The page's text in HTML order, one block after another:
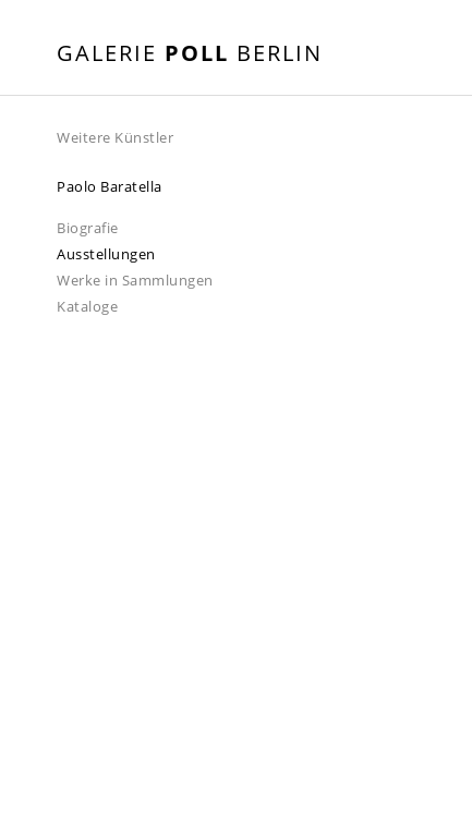
GALERIE POLL BERLIN
Weitere Künstler
Paolo Baratella
Biografie
Ausstellungen
Werke in Sammlungen
Kataloge